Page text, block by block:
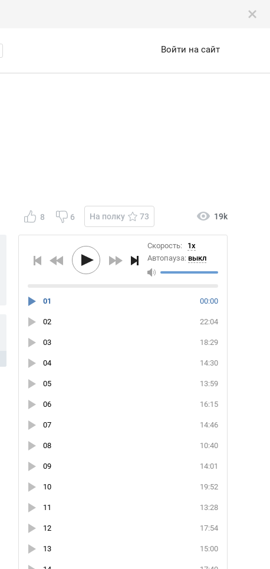
Войти на сайт
8 6 На полку 73 19k
Скорость:
1x
Автопауза: выкл
00:00
01
22:04
02
18:29
03
14:30
04
13:59
05
16:15
06
14:46
07
10:40
08
14:01
09
19:52
10
13:28
11
17:54
12
15:00
13